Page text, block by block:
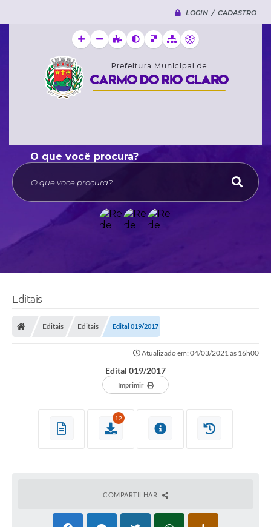
LOGIN / CADASTRO
O que voce procura?
Editais
Editais Editais Edital 019/2017
Atualizado em: 04/03/2021 às 16h00
Edital 019/2017
Imprimir
12
COMPARTILHAR